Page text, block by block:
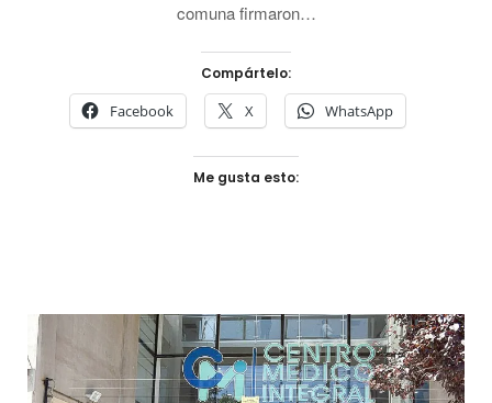
comuna firmaron…
Compártelo:
Facebook X WhatsApp
Me gusta esto: